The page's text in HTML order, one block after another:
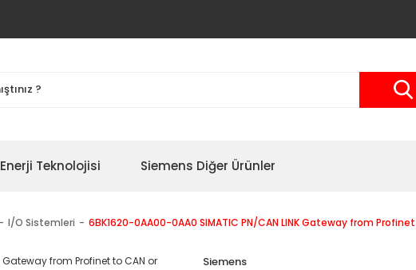
Enerji Teknolojisi Siemens Diğer Ürünler
I/O Sistemleri 6BK1620-0AA00-0AA0 SIMATIC PN/CAN LINK Gateway from
Siemens